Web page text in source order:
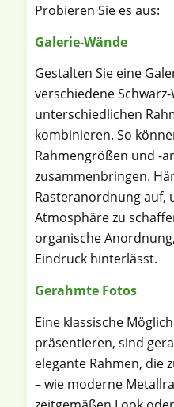
Probieren Sie es aus:
Galerie-Wände
Gestalten Sie eine
verschiedene
unterschiedlichen
kombinieren. So
Rahmengrößen und -
zusammenbringen.
Rasteranordnung
Atmosphäre zu
organische
Eindruck hinterlässt.
Gerahmte Fotos
Eine klassische
präsentieren, sind
elegante Rahmen, die
– wie moderne